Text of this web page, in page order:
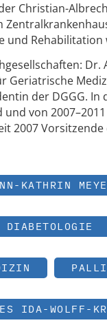
Christian-
und Rehabilitation
der DGGG.
von
2007
KATHRIN
DIABETOLOGIE
IDA-WOLFF-